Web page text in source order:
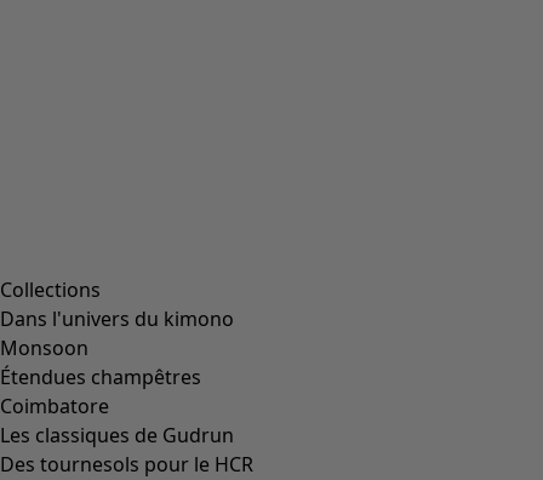
Collections
Dans l'univers du kimono
Monsoon
Étendues champêtres
Coimbatore
Les classiques de Gudrun
Des tournesols pour le HCR